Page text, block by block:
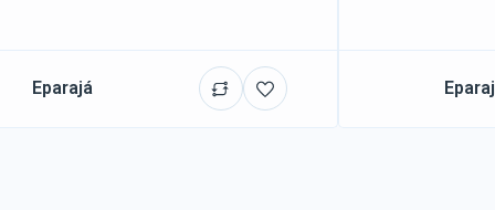
Eparajá